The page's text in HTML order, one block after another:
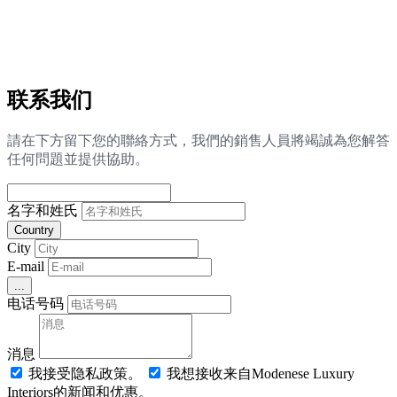
联系我们
請在下方留下您的聯絡方式，我們的銷售人員將竭誠為您解答
任何問題並提供協助。
名字和姓氏
Country
City
E-mail
...
电话号码
消息
我接受隐私政策。
我想接收来自Modenese Luxury
Interiors的新闻和优惠。